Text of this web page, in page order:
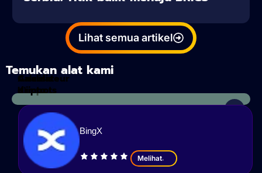
Lihat semua artikel
Temukan alat kami
Calculateur
d'impots
Analisis
Kripto
BingX
Melihat